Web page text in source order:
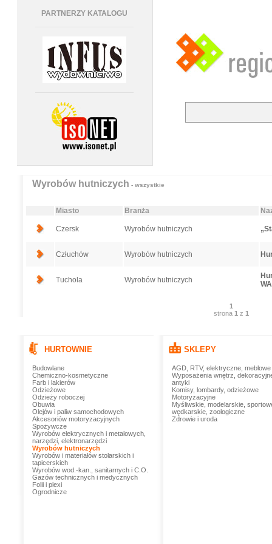
PARTNERZY KATALOGU
Wyrobów hutniczych - wszystkie
Miasto Branża
Czersk Wyrobów hutniczych
Człuchów Wyrobów hutniczych
Tuchola Wyrobów hutniczych
1
strona 1 z 1
HURTOWNIE
Budowlane
Chemiczno-kosmetyczne
Farb i lakierów
Odzieżowe
Odzieży roboczej
Obuwia
Olejów i paliw samochodowych
Akcesoriów motoryzacyjnych
Spożywcze
Wyrobów elektrycznych i metalowych,
narzędzi, elektronarzędzi
Wyrobów hutniczych
Wyrobów i materiałów stolarskich i
tapicerskich
Wyrobów wod.-kan., sanitarnych i C.O.
Gazów technicznych i medycznych
Folii i plexi
Ogrodnicze
SKLEPY
AGD, RTV, elektryczne, meblowe
Wyposażenia wnętrz,
antyki
Komisy, lombardy, odzieżowe
Motoryzacyjne
Myśliwskie, modelarskie,
wędkarskie, zoologiczne
Zdrowie i uroda